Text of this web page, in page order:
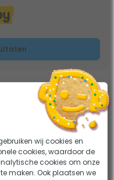
PL 7W
2 beoordelingen
uur
wij cookies en
cookies, waardoor de
cookies om onze
maken. Ook plaatsen we